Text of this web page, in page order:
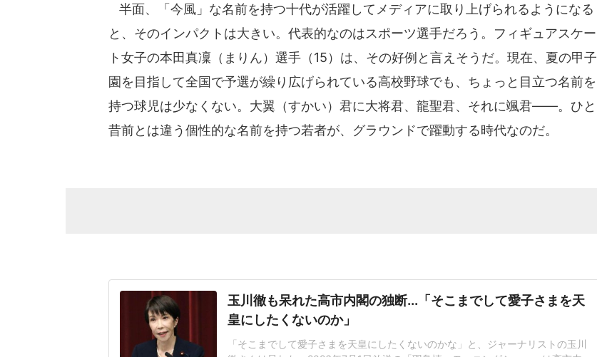
半面、「今風」な名前を持つ十代が活躍してメディアに取り上げられるようになる
と、そのインパクトは大きい。代表的なのはスポーツ選手だろう。フィギュアスケー
ト女子の本田真凜（まりん）選手（15）は、その好例と言えそうだ。現在、夏の甲子
園を目指して全国で予選が繰り広げられている高校野球でも、ちょっと目立つ名前を
持つ球児は少なくない。大翼（すかい）君に大将君、龍聖君、それに颯君――。ひと
昔前とは違う個性的な名前を持つ若者が、グラウンドで躍動する時代なのだ。
玉川徹も呆れた高市内閣の独断...「そこまでして愛子さまを天
皇にしたくないのか」
「そこまでして愛子さまを天皇にしたくないのかな」と、ジャーナリストの玉川